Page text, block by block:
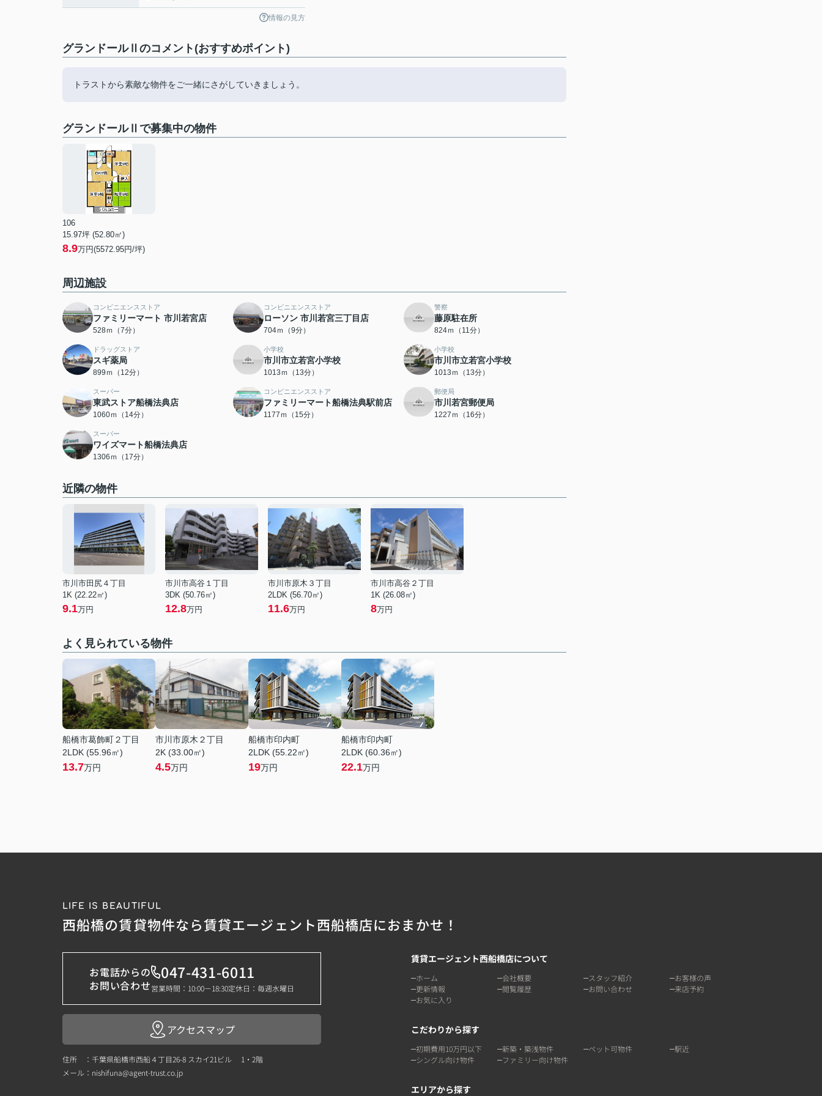
情報の見方
グランドールⅡのコメント(おすすめポイント)
トラストから素敵な物件をご一緒にさがしていきましょう。
グランドールⅡで募集中の物件
106
15.97坪 (52.80㎡)
8.9万円(5572.95円/坪)
周辺施設
コンビニエンスストア
ファミリーマート 市川若宮店
528ｍ（7分）
コンビニエンスストア
ローソン 市川若宮三丁目店
704ｍ（9分）
警察
藤原駐在所
824ｍ（11分）
ドラッグストア
スギ薬局
899ｍ（12分）
小学校
市川市立若宮小学校
1013ｍ（13分）
小学校
市川市立若宮小学校
1013ｍ（13分）
スーパー
東武ストア船橋法典店
1060ｍ（14分）
コンビニエンスストア
ファミリーマート船橋法典駅前店
1177ｍ（15分）
郵便局
市川若宮郵便局
1227ｍ（16分）
スーパー
ワイズマート船橋法典店
1306ｍ（17分）
近隣の物件
市川市田尻４丁目
1K (22.22㎡)
9.1万円
市川市高谷１丁目
3DK (50.76㎡)
12.8万円
市川市原木３丁目
2LDK (56.70㎡)
11.6万円
市川市高谷２丁目
1K (26.08㎡)
8万円
よく見られている物件
船橋市葛飾町２丁目
2LDK (55.96㎡)
13.7万円
市川市原木２丁目
2K (33.00㎡)
4.5万円
船橋市印内町
2LDK (55.22㎡)
19万円
船橋市印内町
2LDK (60.36㎡)
22.1万円
LIFE IS BEAUTIFUL
西船橋の賃貸物件なら賃貸エージェント西船橋店におまかせ！
お電話からの
お問い合わせ
047-431-6011
営業時間：10:00－18:30定休日：毎週水曜日
アクセスマップ
住所 ：千葉県船橋市西船４丁目26-8 スカイ21ビル 1・2階
メール： nishifuna@agent-trust.co.jp
賃貸エージェント西船橋店について
ホーム 会社概要 スタッフ紹介
お客様の声
更新情報
閲覧履歴 お問い合わせ
来店予約
お気に入り
こだわりから探す
初期費用10万円以下 新築・築浅物件 ペット可物件
駅近
シングル向け物件
ファミリー向け物件
エリアから探す